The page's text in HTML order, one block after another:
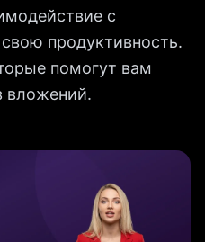
с
продуктивность.
помогут вам
вложений.